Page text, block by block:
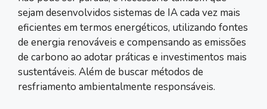
sejam desenvolvidos sistemas de IA cada vez mais
eficientes em termos energéticos, utilizando fontes
de energia renováveis e compensando as emissões
de carbono ao adotar práticas e investimentos mais
sustentáveis. Além de buscar métodos de
resfriamento ambientalmente responsáveis.